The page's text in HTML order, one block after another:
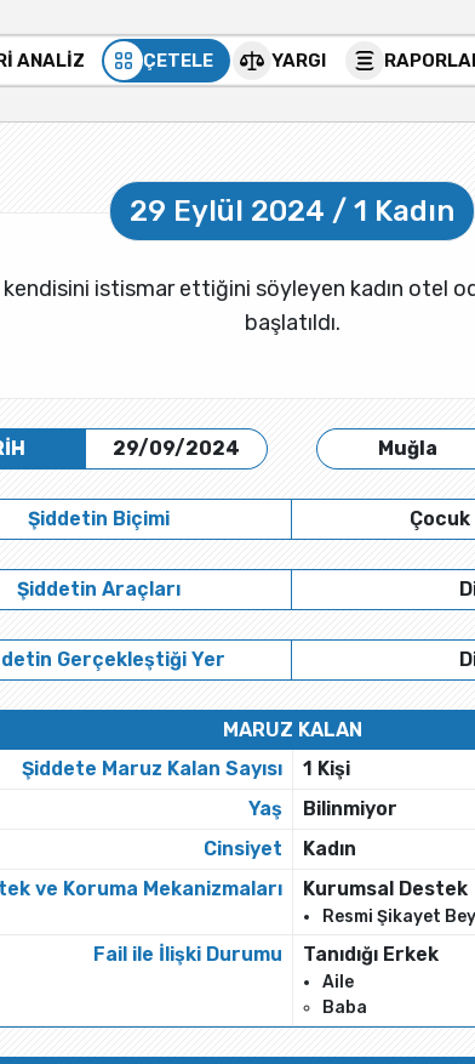
ANALİZ ÇETELE YARGI
29 Eylül 2024 / 1 Kadın
kendisini istismar ettiğini söyleyen kadın otel
başlatıldı.
29/09/2024 Muğla
Şiddetin Biçimi
Şiddetin Araçları
Gerçekleştiği Yer
MARUZ KALAN
Şiddete Maruz Kalan Sayısı
1 Kişi
Yaş
Bilinmiyor
Cinsiyet
Kadın
ve Koruma Mekanizmaları
Kurumsal Destek
Resmi Şikayet
Fail ile İlişki Durumu Tanıdığı Erkek
Aile
Baba